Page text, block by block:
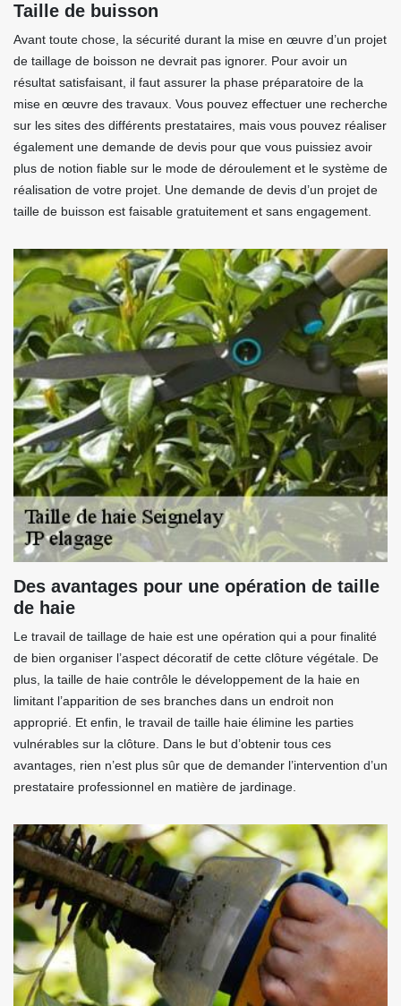
Taille de buisson
Avant toute chose, la sécurité durant la mise en œuvre d’un projet
de taillage de boisson ne devrait pas ignorer. Pour avoir un
résultat satisfaisant, il faut assurer la phase préparatoire de la
mise en œuvre des travaux. Vous pouvez effectuer une recherche
sur les sites des différents prestataires, mais vous pouvez réaliser
également une demande de devis pour que vous puissiez avoir
plus de notion fiable sur le mode de déroulement et le système de
réalisation de votre projet. Une demande de devis d’un projet de
taille de buisson est faisable gratuitement et sans engagement.
Des avantages pour une opération de taille
de haie
Le travail de taillage de haie est une opération qui a pour finalité
de bien organiser l’aspect décoratif de cette clôture végétale. De
plus, la taille de haie contrôle le développement de la haie en
limitant l’apparition de ses branches dans un endroit non
approprié. Et enfin, le travail de taille haie élimine les parties
vulnérables sur la clôture. Dans le but d’obtenir tous ces
avantages, rien n’est plus sûr que de demander l’intervention d’un
prestataire professionnel en matière de jardinage.